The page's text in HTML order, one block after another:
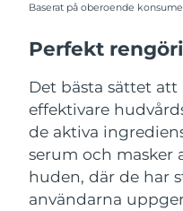
Baserat på oberoende
Perfekt
Det bästa sättet
effektivare
de aktiva
serum och masker
huden, där de har
användarna